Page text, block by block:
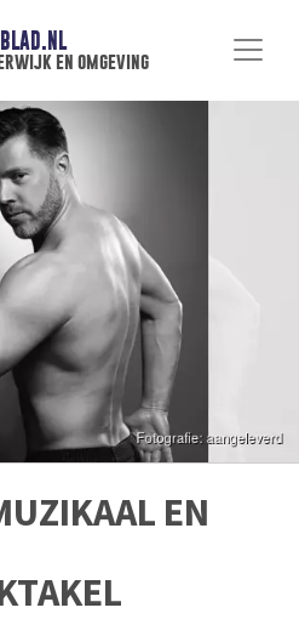
en omgeving
EN